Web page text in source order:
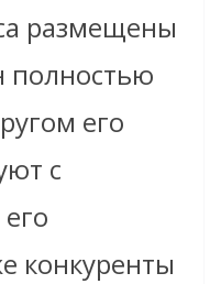
размещены
полностью
его
с
конкуренты